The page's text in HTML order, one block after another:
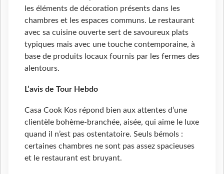
les éléments de décoration présents dans les
chambres et les espaces communs. Le restaurant
avec sa cuisine ouverte sert de savoureux plats
typiques mais avec une touche contemporaine, à
base de produits locaux fournis par les fermes des
alentours.
L’avis de Tour Hebdo
Casa Cook Kos répond bien aux attentes d’une
clientèle bohème-branchée, aisée, qui aime le luxe
quand il n’est pas ostentatoire. Seuls bémols :
certaines chambres ne sont pas assez spacieuses
et le restaurant est bruyant.